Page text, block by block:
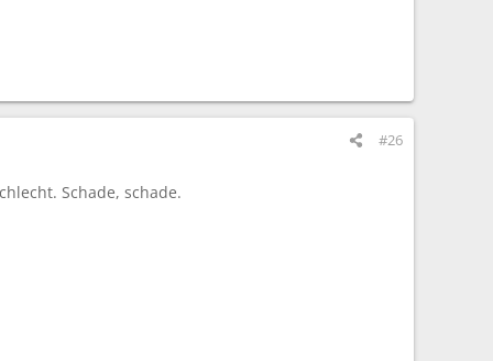
#26
Schade, schade.